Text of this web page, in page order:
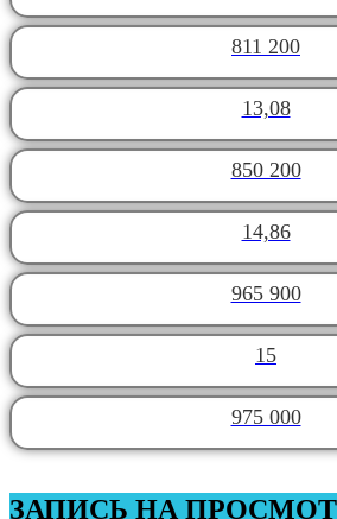
811 200
13,08
850 200
14,86
965 900
15
975 000
ЗАПИСЬ НА